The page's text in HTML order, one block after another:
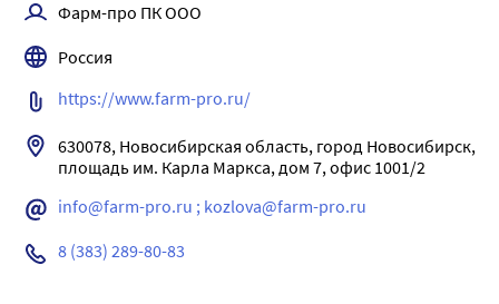
Фарм-про ПК ООО
Россия
https://www.farm-pro.ru/
630078, Новосибирская область, город Новосибирск,
info@farm-pro.ru ; kozlova@farm-pro.ru
8 (383) 289-80-83